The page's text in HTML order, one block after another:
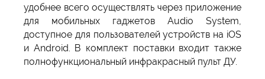
удобнее всего осуществлять через приложение
для мобильных гаджетов Audio System,
доступное для пользователей устройств на iOS
и Android. В комплект поставки входит также
полнофункциональный инфракрасный пульт ДУ.